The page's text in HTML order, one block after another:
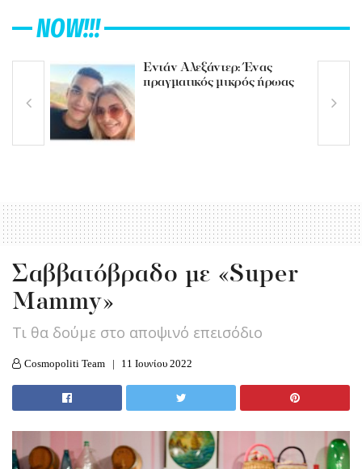
NOW!!!
Εντάν Αλεξάντερ: Ένας
πραγματικός μικρός ήρωας
Σαββατόβραδο με «Super
Mammy»
Τι θα δούμε στο αποψινό επεισόδιο
Cosmopoliti Team 11 Ιουνίου 2022